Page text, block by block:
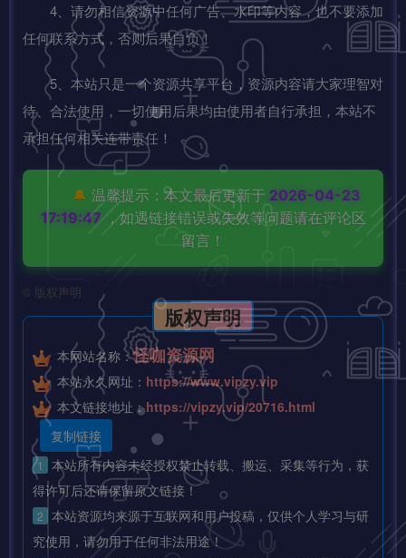
4、请勿相信资源中任何广告、水印等内容，也不要添加
任何联系方式，否则后果自负！
5、本站只是一个资源共享平台，资源内容请大家理智对
待、合法使用，一切使用后果均由使用者自行承担，本站不
承担任何相关连带责任！
🔔 温馨提示：本文最后更新于 2026-04-23
17:19:47 ，如遇链接错误或失效等问题请在评论区
留言！
版权声明
版权声明
本网站名称：怪咖资源网
本站永久网址： https://www.vipzy.vip
本文链接地址：https://vipzy.vip/20716.html
复制链接
1
本站所有内容未经授权禁止转载、搬运、采集等行为，获
得许可后还请保留原文链接！
2 本站资源均来源于互联网和用户投稿，仅供个人学习与研
究使用，请勿用于任何非法用途！